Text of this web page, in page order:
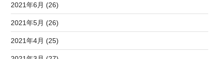
2021年6月 (26)
2021年5月 (26)
2021年4月 (25)